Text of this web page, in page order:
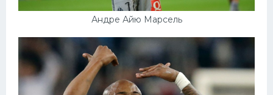
Андре Айю Марсель